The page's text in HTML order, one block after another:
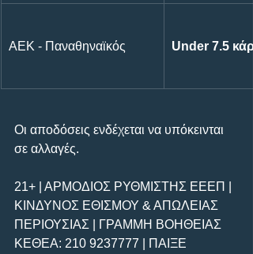
ΑΕΚ - Παναθηναϊκός Under 7.5
Οι αποδόσεις ενδέχεται να υπόκεινται
σε αλλαγές.
21+ | ΑΡΜΟΔΙΟΣ ΡΥΘΜΙΣΤΗΣ ΕΕΕΠ |
ΚΙΝΔΥΝΟΣ ΕΘΙΣΜΟΥ & ΑΠΩΛΕΙΑΣ
ΠΕΡΙΟΥΣΙΑΣ | ΓΡΑΜΜΗ ΒΟΗΘΕΙΑΣ
ΚΕΘΕΑ: 210 9237777 | ΠΑΙΞΕ